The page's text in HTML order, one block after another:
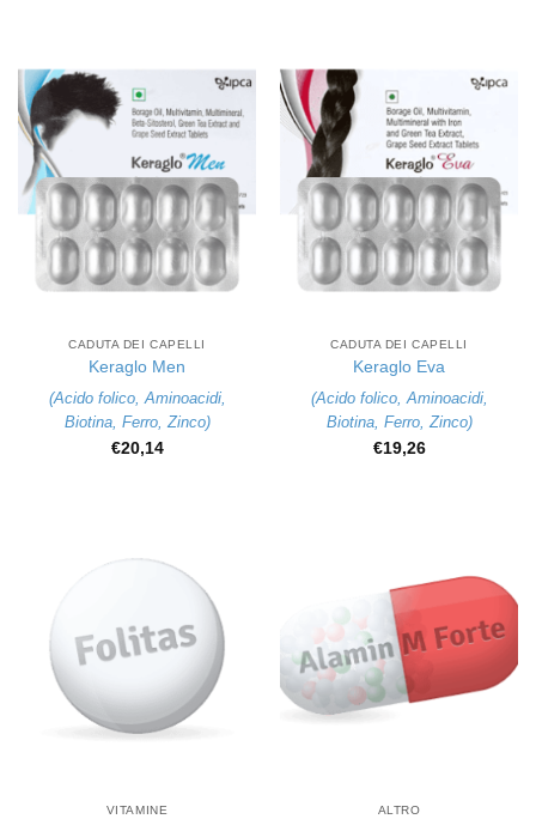
CADUTA DEI CAPELLI
Keraglo Men
(Acido folico,Aminoacidi,
Biotina, Ferro,Zinco)
€20,14
CADUTA DEI CAPELLI
Keraglo Eva
(Acido folico,Aminoacidi,
Biotina, Ferro,Zinco)
€19,26
VITAMINE ALTRO